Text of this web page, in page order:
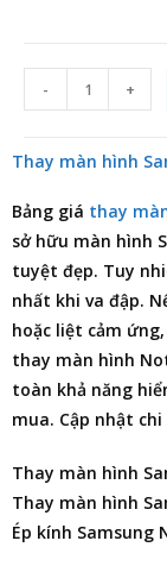
- +
Thay màn hình
Bảng giá thay
sở hữu màn hình
tuyệt đẹp. Tuy
nhất khi va đập.
hoặc liệt cảm
thay màn hình
toàn khả năng
mua. Cập nhật
Thay màn hình
Thay màn hình
Ép kính Samsung